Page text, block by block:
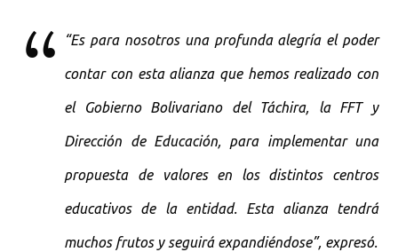
“Es para nosotros una profunda alegría el poder
contar con esta alianza que hemos realizado con
el Gobierno Bolivariano del Táchira, la FFT y
Dirección de Educación, para implementar una
propuesta de valores en los distintos centros
educativos de la entidad. Esta alianza tendrá
muchos frutos y seguirá expandiéndose”, expresó.